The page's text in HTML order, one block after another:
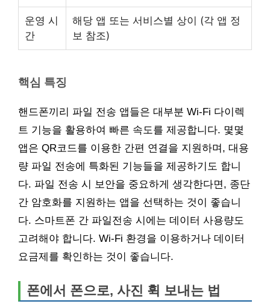
운영 시
간
해당 앱 또는 서비스별 상이 (각 앱 정
보 참조)
핵심 특징
핸드폰끼리 파일 전송 앱들은 대부분 Wi-Fi 다이렉
트 기능을 활용하여 빠른 속도를 제공합니다. 몇몇
앱은 QR코드를 이용한 간편 연결을 지원하며, 대용
량 파일 전송에 특화된 기능들을 제공하기도 합니
다. 파일 전송 시 보안을 중요하게 생각한다면, 종단
간 암호화를 지원하는 앱을 선택하는 것이 좋습니
다. 스마트폰 간 파일전송 시에는 데이터 사용량도
고려해야 합니다. Wi-Fi 환경을 이용하거나 데이터
요금제를 확인하는 것이 좋습니다.
폰에서 폰으로, 사진 휙 보내는 법